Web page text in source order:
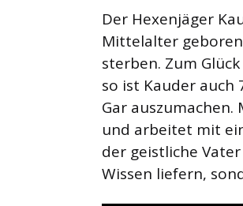
Der Hexenjäger
Mittelalter
sterben. Zum
so ist Kauder auch
Gar
und arbeitet mit
der geistliche
Wissen liefern,